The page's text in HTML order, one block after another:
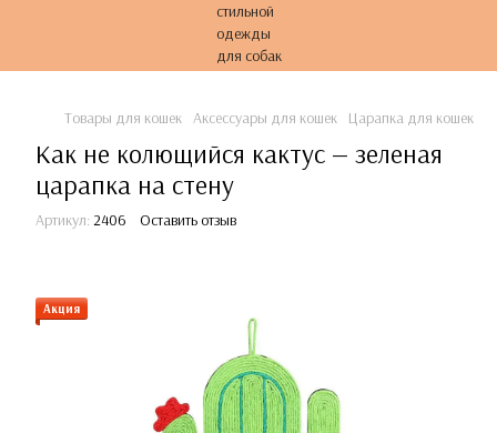
Товары для кошек Аксессуары для кошек Царапка для кошек
Как не колющийся кактус — зеленая
царапка на стену
Артикул: 2406 Оставить отзыв
Акция